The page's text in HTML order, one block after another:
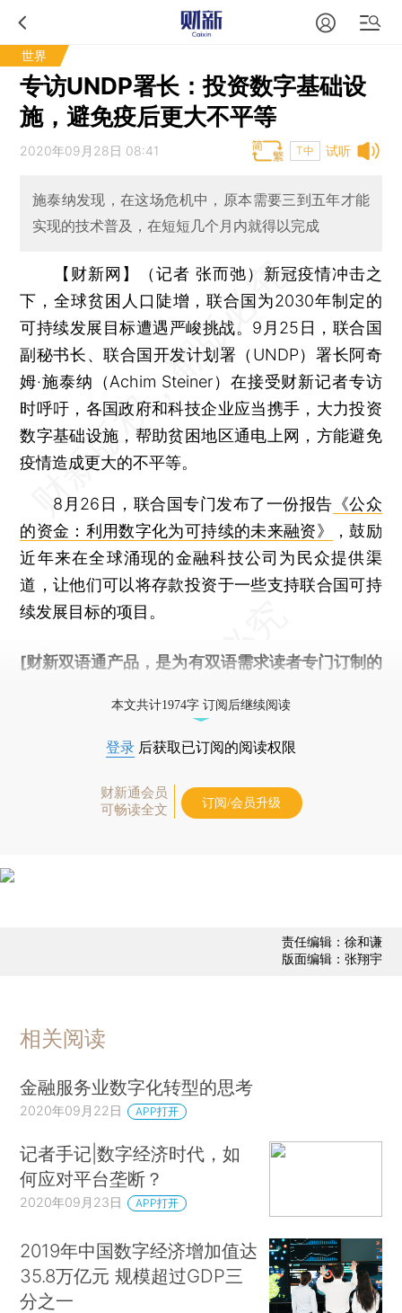
世界
专访UNDP署长：投资数字基础设
施，避免疫后更大不平等
试听
2020年09月28日 08:41 T中
施泰纳发现，在这场危机中，原本需要三到五年才能
实现的技术普及，在短短几个月内就得以完成
【财新网】（记者 张而弛） 新冠疫情冲击之
下，全球贫困人口陡增，联合国为2030年制定的
可持续发展目标遭遇严峻挑战。9月25日，联合国
副秘书长、联合国开发计划署（UNDP）署长阿奇
姆·施泰纳（Achim Steiner）在接受财新记者专访
时呼吁，各国政府和科技企业应当携手，大力投资
数字基础设施，帮助贫困地区通电上网，方能避免
疫情造成更大的不平等。
8月26日，联合国专门发布了一份报告 《公众
的资金：利用数字化为可持续的未来融资》
，鼓励
近年来在全球涌现的金融科技公司为民众提供渠
道，让他们可以将存款投资于一些支持联合国可持
续发展目标的项目。
[财新双语通产品，是为有双语需求读者专门订制的
本文共计1974字 订阅后继续阅读
登录 后获取已订阅的阅读权限
财新通会员
可畅读全文
订阅/会员升级
责任编辑：徐和谦
版面编辑：张翔宇
相关阅读
金融服务业数字化转型的思考
2020年09月22日 APP打开
记者手记|数字经济时代，如
何应对平台垄断？
2020年09月23日 APP打开
2019年中国数字经济增加值达
35.8万亿元 规模超过GDP三
分之一